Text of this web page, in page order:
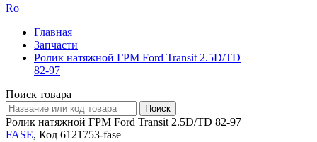
Ro
Главная
Запчасти
Ролик натяжной ГРМ Ford Transit 2.5D/TD
82-97
Поиск товара
Ролик натяжной ГРМ Ford Transit 2.5D/TD 82-97
FASE, Код 6121753-fase